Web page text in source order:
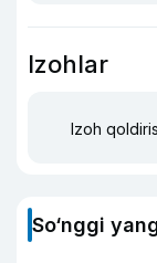
Izohlar
Izoh
So‘nggi